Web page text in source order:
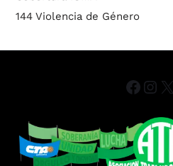
144 Violencia de Género